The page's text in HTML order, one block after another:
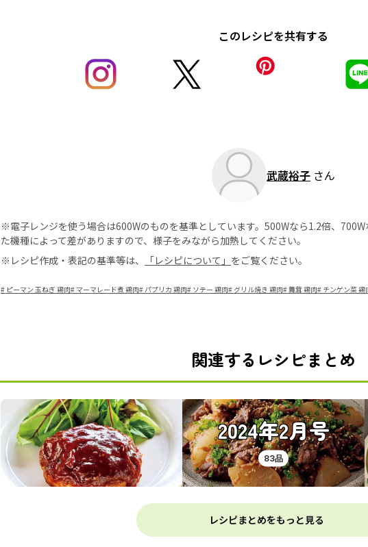
このレシピを共有する
武蔵裕子 さん
※電子レンジを使う場合は600Wのものを基準としています。500Wなら1.2倍、
た機種によって差がありますので、様子をみながら加熱してください。
※レシピ作成・表記の基準等は、
「レシピについて」 をご覧ください。
# ピーマン 玉ねぎ 鶏肉# マーマレード煮 鶏肉#パプリカ 鶏肉# ソテー 鶏肉# グリル焼き 鶏肉#舞茸 鶏肉# チンゲン菜 鶏
関連するレシピまとめ
2024年2月号
83品
レシピまとめをもっと見る